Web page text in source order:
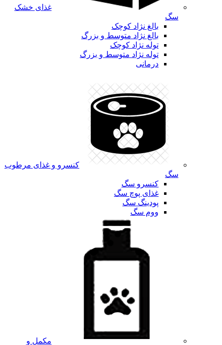
غذای خشک
سگ
بالغ نژاد کوچک
بالغ نژاد متوسط و بزرگ
توله نژاد کوچک
توله نژاد متوسط و بزرگ
درمانی
کنسرو و غذای مرطوب
سگ
کنسرو سگ
غذای پوچ سگ
پودینگ سگ
ووم سگ
مکمل و